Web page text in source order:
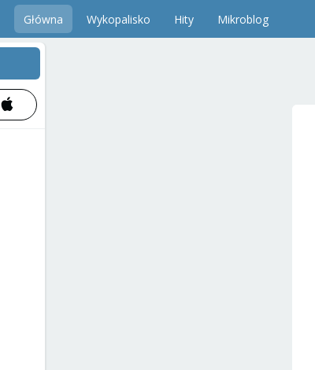
Główna Wykopalisko Hity Mikroblog